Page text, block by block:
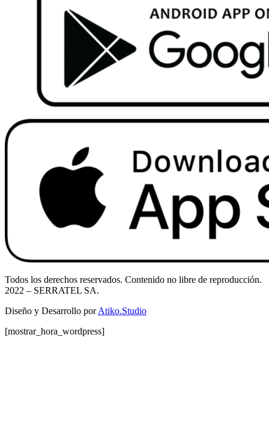
Todos los derechos reservados. Contenido no libre de reproducción.
2022 – SERRATEL SA.
Diseño y Desarrollo porAtiko.Studio
[mostrar_hora_wordpress]